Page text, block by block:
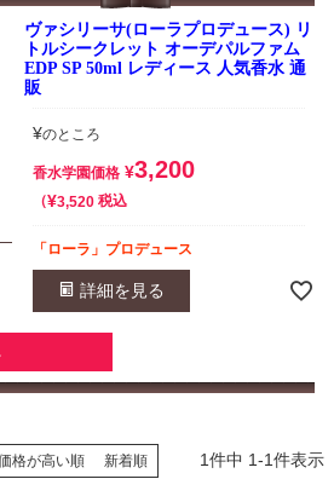
ヴァシリーサ(ローラプロデュース) リ
トルシークレット オーデパルファム
EDP SP 50ml レディース 人気香水 通
販
¥のところ
香水学園価格 ¥3,200
¥3,520 税込
「ローラ」プロデュース
詳細を見る
格が高い順 新着順 1件中 1-1件表示